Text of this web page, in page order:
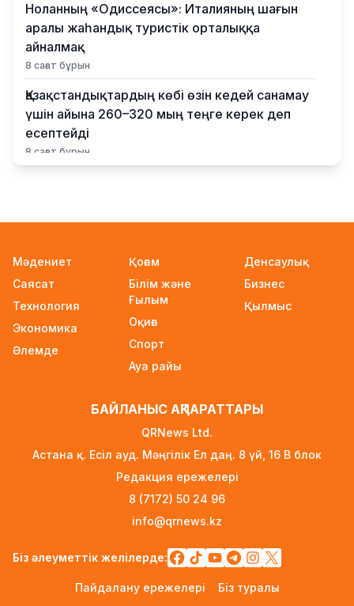
Ноланның «Одиссеясы»: Италияның шағын
аралы жаһандық туристік орталыққа
айналмақ
8 сағат бұрын
Қазақстандықтардың көбі өзін кедей санамау
үшін айына 260–320 мың теңге керек деп
есептейді
8 сағат бұрын
талаптар қатаңдатылды
Wildberries қоймаларын Қазақстанға көшіру
туралы ақпаратқа жауап берді
9 сағат бұрын
2027 жылы Астанада УЕФА президенті
сайланады
Білім гранттарының иегерлері 7 тамызда
Тоқаев «Бәйтерек» холдингінің басшысына
баспананың қолжетімділігін арттыруды
Жастардан банк карталарын сатып алып,
ұсталды
Мәдениет
Саясат
Технология
Экономика
Әлемде
Қоғам
Білім және
Ғылым
Оқиға
Спорт
Ауа райы
Денсаулық
Бизнес
Қылмыс
БАЙЛАНЫС АҚПАРАТТАРЫ
QRNews Ltd.
Астана қ. Есіл ауд. Мәңгілік Ел даң. 8 үй, 16 B блок
Редакция ережелері
8 (7172) 50 24 96
info@qrnews.kz
Біз әлеуметтік желілерде:
Пайдалану ережелері Біз туралы